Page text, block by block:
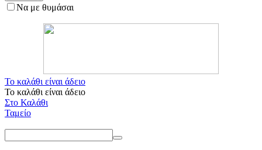
Να με θυμάσαι
Το καλάθι είναι άδειο
Το καλάθι είναι άδειο
Στο Καλάθι
Ταμείο